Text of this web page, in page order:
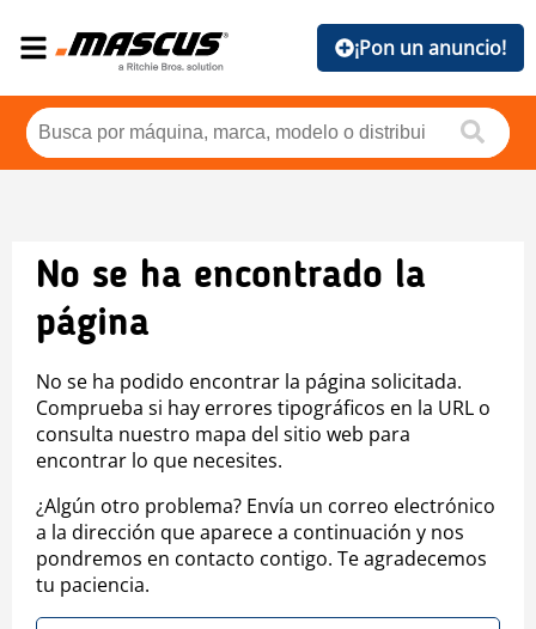
¡Pon un anuncio!
No se ha encontrado la
página
No se ha podido encontrar la página solicitada.
Comprueba si hay errores tipográficos en la URL o
consulta nuestro mapa del sitio web para
encontrar lo que necesites.
¿Algún otro problema? Envía un correo electrónico
a la dirección que aparece a continuación y nos
pondremos en contacto contigo. Te agradecemos
tu paciencia.